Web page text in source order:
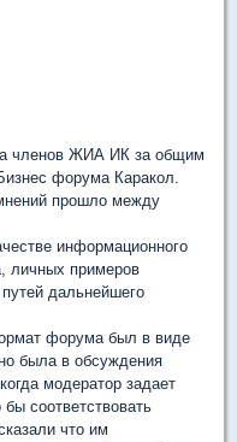
членов ЖИА ИК за общим
форума Каракол.
прошло между
информационного
личных примеров
дальнейшего
форума был в виде
была в обсуждения
модератор задает
соответствовать
что им